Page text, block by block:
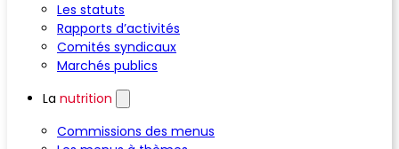
Les statuts
Rapports d’activités
Comités syndicaux
Marchés publics
La nutrition
Commissions des menus